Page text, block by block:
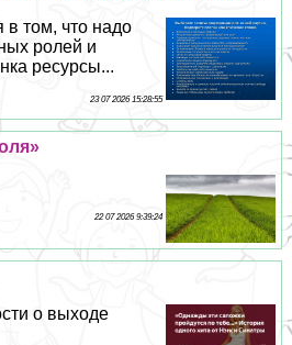
в том, что надо
ролей и
ресурсы...
23 07 2026 15:28:55
22 07 2026 9:39:24
о выходе